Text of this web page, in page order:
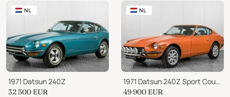
NL
1971 Datsun 240Z
32 500 EUR
NL
1971 Datsun 240Z Sport Coupé
49 900 EUR